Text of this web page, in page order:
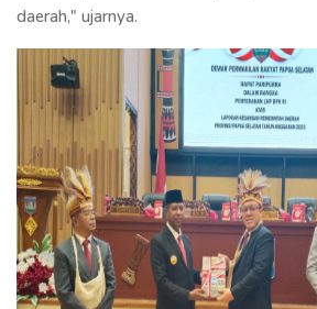
daerah," ujarnya.